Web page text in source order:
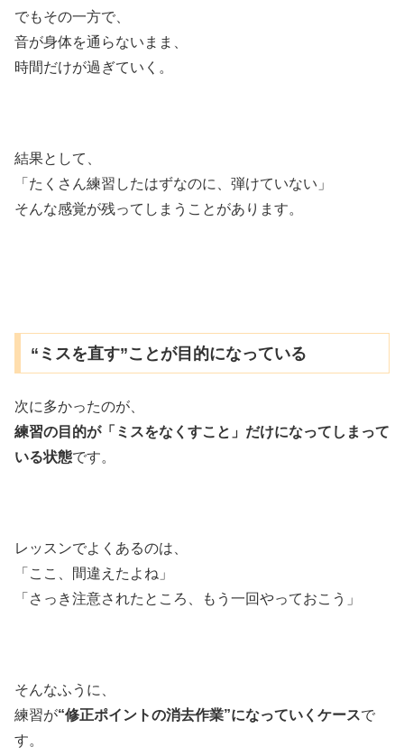
でもその一方で、
音が身体を通らないまま、
時間だけが過ぎていく。
結果として、
「たくさん練習したはずなのに、弾けていない」
そんな感覚が残ってしまうことがあります。
“ミスを直す”ことが目的になっている
次に多かったのが、
練習の目的が「ミスをなくすこと」だけになってしまって
いる状態です。
レッスンでよくあるのは、
「ここ、間違えたよね」
「さっき注意されたところ、もう一回やっておこう」
そんなふうに、
練習が“修正ポイントの消去作業”になっていくケースで
す。